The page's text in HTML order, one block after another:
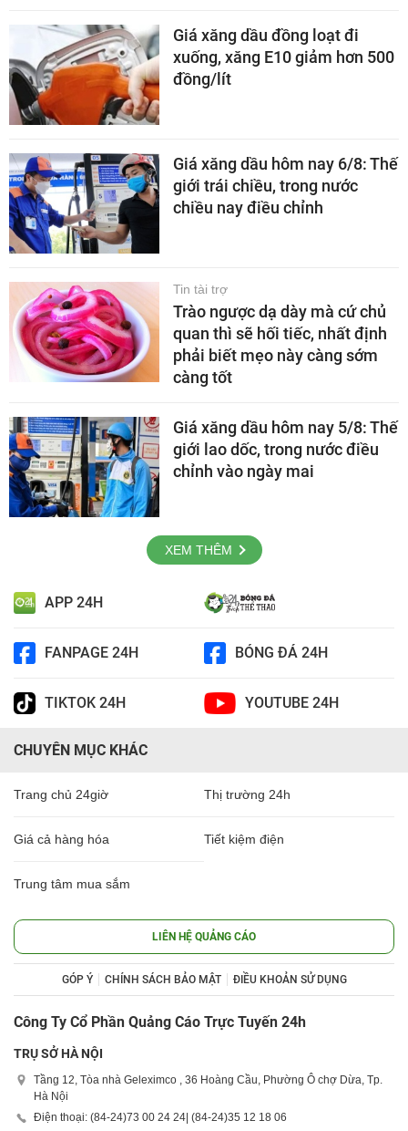
Giá xăng dầu đồng loạt đi
xuống, xăng E10 giảm hơn 500
đồng/lít
Giá xăng dầu hôm nay 6/8: Thế
giới trái chiều, trong nước
chiều nay điều chỉnh
Tin tài trợ
Trào ngược dạ dày mà cứ chủ
quan thì sẽ hối tiếc, nhất định
phải biết mẹo này càng sớm
càng tốt
Giá xăng dầu hôm nay 5/8: Thế
giới lao dốc, trong nước điều
chỉnh vào ngày mai
XEM THÊM
APP 24H
FANPAGE 24H BÓNG ĐÁ 24H
TIKTOK 24H YOUTUBE 24H
CHUYÊN MỤC KHÁC
Trang chủ 24giờ Thị trường 24h
Giá cả hàng hóa Tiết kiệm điện
Trung tâm mua sắm
LIÊN HỆ QUẢNG CÁO
GÓP Ý CHÍNH SÁCH BẢO MẬT ĐIỀU KHOẢN SỬ DỤNG
Công Ty Cổ Phần Quảng Cáo Trực Tuyến 24h
TRỤ SỞ HÀ NỘI
Tầng 12, Tòa nhà Geleximco , 36 Hoàng Cầu, Phường Ô chợ Dừa, Tp.
Hà Nội
Điện thoại: (84-24)73 00 24 24| (84-24)35 12 18 06